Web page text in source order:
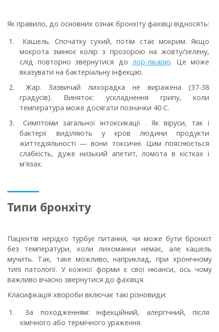
Як правило, до основних ознак бронхіту фахівці відносять:
Кашель. Спочатку сухий, потім стає мокрим. Якщо
мокрота змінює колір з прозорою на жовту/зелену,
слід повторно звернутися до лор-лікарю. Це може
вказувати на бактеріальну інфекцію.
Жар. Зазвичай лихорадка не виражена (37-38
градусів). Виняток: ускладнення грипу, коли
температура може досягати позначки 40 C.
Симптоми загальної інтоксикації . Як віруси, так і
бактерії виділяють у кров людини продукти
життєдіяльності — вони токсичні. Цим пояснюється
слабкість, дуже низький апетит, ломота в кістках і
м'язах.
Типи бронхіту
Пацієнтів нерідко турбує питання, чи може бути бронхіт
без температури, коли лихоманки немає, але кашель
мучить. Так, таке можливо, наприклад, при хронічному
типі патології. У кожної форми є свої нюанси, ось чому
важливо вчасно звернутися до фахівця.
Класифікація хвороби включає такі різновиди:
За походженням: інфекційний, алергічний, після
хімічного або термічного ураження.